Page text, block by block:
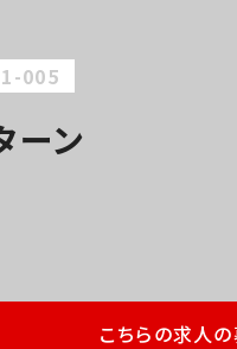
005
ーン
こちらの求人